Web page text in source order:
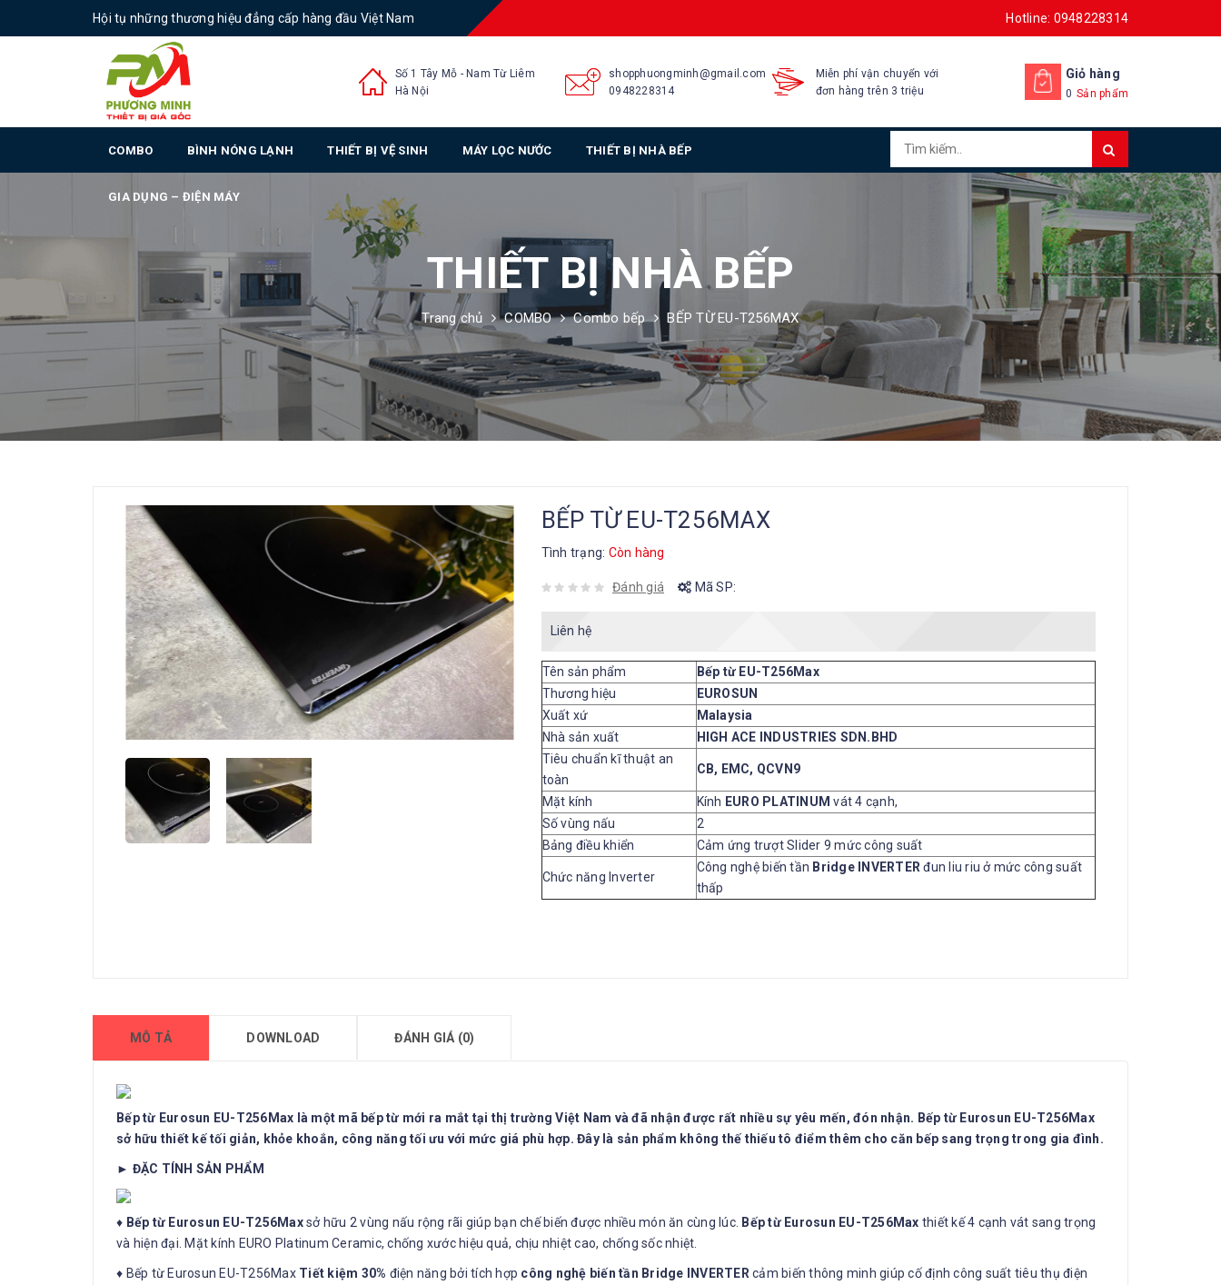
Hội tụ những thương hiệu đẳng cấp hàng đầu Việt Nam Hotline: 0948228314
Số 1 Tây Mỗ - Nam Từ Liêm
Hà Nội
shopphuongminh@gmail.com
0948228314
Miễn phí vận chuyển với
đơn hàng trên 3 triệu
Giỏ hàng
0 Sản phẩm
COMBO BÌNH NÓNG LẠNH THIẾT BỊ VỆ SINH MÁY LỌC NƯỚC THIẾT BỊ NHÀ BẾP
GIA DỤNG – ĐIỆN MÁY
THIẾT BỊ NHÀ BẾP
Trang chủ COMBO Combo bếp BẾP TỪ EU-T256MAX
BẾP TỪ EU-T256MAX
Tình trạng: Còn hàng
Đánh giá Mã SP:
Liên hệ
Tên sản phẩm
Bếp từ EU-T256Max
Thương hiệu
EUROSUN
Xuất xứ
Malaysia
Nhà sản xuất
HIGH ACE INDUSTRIES SDN.BHD
Tiêu chuẩn kĩ thuật an
toàn
CB, EMC, QCVN9
Mặt kính Kính EURO PLATINUMvát 4 cạnh,
Số vùng nấu
2
Bảng điều khiển
Cảm ứng trượt Slider 9 mức công suất
Chức năng Inverter
Công nghệ biến tần Bridge INVERTER đun liu riu ở mức công suất
thấp
MÔ TẢ DOWNLOAD ĐÁNH GIÁ (0)
Bếp từ Eurosun EU-T256Max là một mã bếp từ mới ra mắt tại thị trường Việt Nam và đã nhận được rất nhiều sự yêu mến, đón nhận. Bếp từ Eurosun EU-T256Max
sở hữu thiết kế tối giản, khỏe khoắn, công năng tối ưu với mức giá phù hợp. Đây là sản phẩm không thế thiếu tô điểm thêm cho căn bếp sang trọng trong gia đình.
► ĐẶC TÍNH SẢN PHẨM
♦ Bếp từ Eurosun EU-T256Maxsở hữu 2 vùng nấu rộng rãi giúp bạn chế biến được nhiều món ăn cùng lúc. Bếp từ Eurosun EU-T256Max thiết kế 4 cạnh vát sang trọng
và hiện đại. Mặt kính EURO Platinum Ceramic, chống xước hiệu quả, chịu nhiệt cao, chống sốc nhiệt.
♦ Bếp từ Eurosun EU-T256Max Tiết kiệm 30% điện năng bởi tích hợp công nghệ biến tần Bridge INVERTER cảm biến thông minh giúp cố định công suất tiêu thụ điện